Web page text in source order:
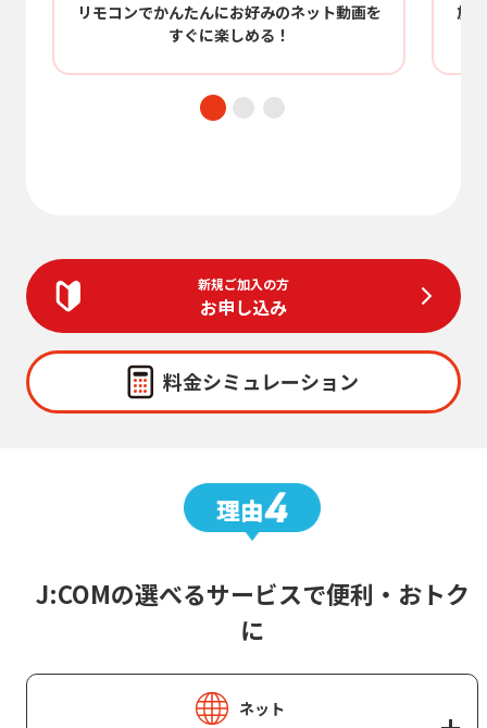
リモコンでかんたんにお好みのネット動画を
すぐに楽しめる！
放
新規ご加入の方
お申し込み
料金シミュレーション
J:COMの選べるサービスで便利・おトク
に
ネット